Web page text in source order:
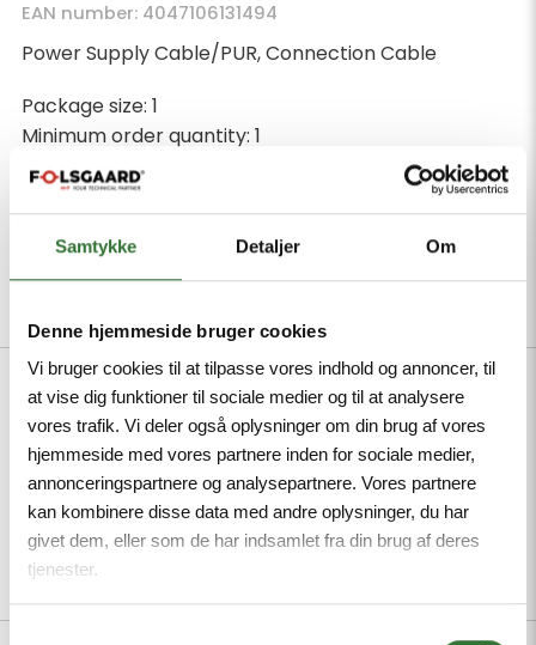
Samtykke Detaljer Om
Denne hjemmeside bruger cookies
Vi bruger cookies til at tilpasse vores indhold og annoncer, til
at vise dig funktioner til sociale medier og til at analysere
vores trafik. Vi deler også oplysninger om din brug af vores
hjemmeside med vores partnere inden for sociale medier,
annonceringspartnere og analysepartnere. Vores partnere
kan kombinere disse data med andre oplysninger, du har
givet dem, eller som de har indsamlet fra din brug af deres
tjenester.
EAN number: 4047106131494
Power Supply Cable/PUR, Connection Cable
Package size: 1
Minimum order quantity: 1
Description Files
Power Supply Cable/PUR, Connection Cable,
Power cable: 5 x 1.5 mm, 2, Jacket material:
PUR, color: gray, Jacket diameter: 8.5 mm,
Suitable for drag chain use, Oil-resistant and
flame-retardant, Halogen-free, Cable length:
15 m, 7/8" male, angled, Open end